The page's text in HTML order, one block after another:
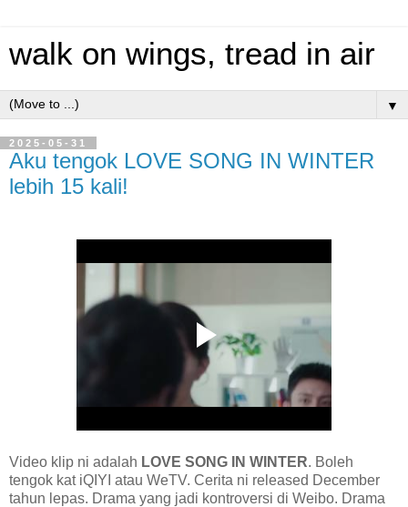
walk on wings, tread in air
▼
2025-05-31
Aku tengok LOVE SONG IN WINTER
lebih 15 kali!
Video klip ni adalah LOVE SONG IN WINTER. Boleh
tengok kat iQIYI atau WeTV. Cerita ni released December
tahun lepas. Drama yang jadi kontroversi di Weibo. Drama